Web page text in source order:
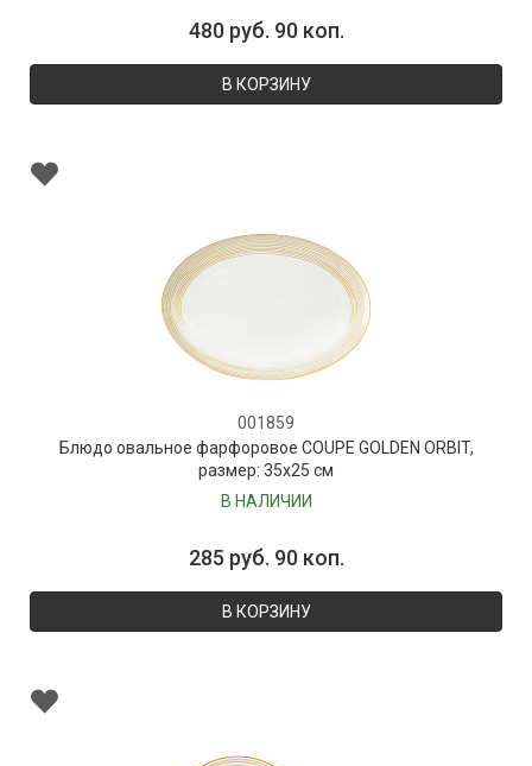
480 руб. 90 коп.
В КОРЗИНУ
001859
Блюдо овальное фарфоровое COUPE GOLDEN ORBIT,
размер: 35х25 см
В НАЛИЧИИ
285 руб. 90 коп.
В КОРЗИНУ